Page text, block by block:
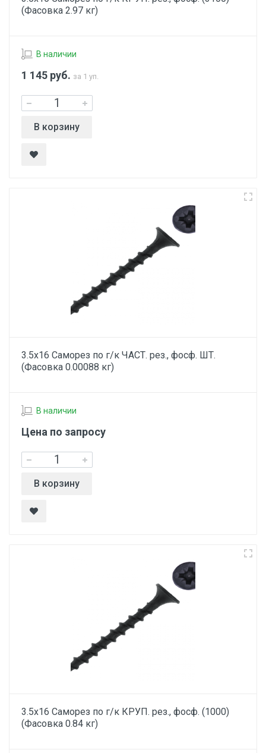
(Фасовка 2.97 кг)
В наличии
1 145 руб. за 1 уп.
В корзину
3.5х16 Саморез по г/к ЧАСТ. рез., фосф. ШТ.
(Фасовка 0.00088 кг)
В наличии
Цена по запросу
В корзину
3.5х16 Саморез по г/к КРУП. рез., фосф. (1000)
(Фасовка 0.84 кг)